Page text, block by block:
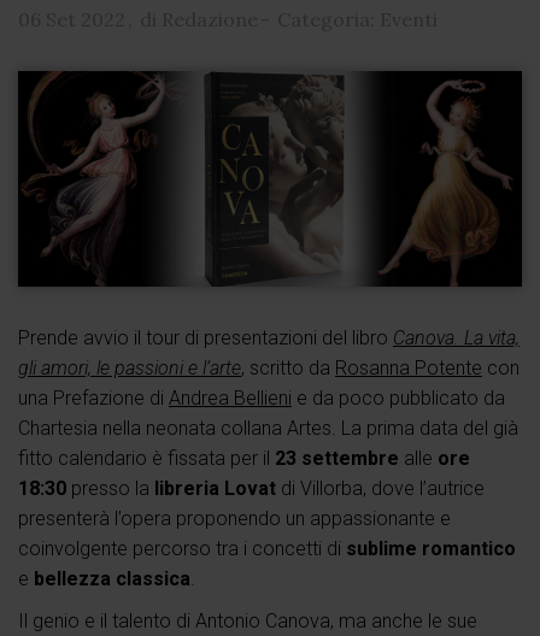
Prende avvio il tour di presentazioni del libro Canova. La vita,
gli amori, le passioni e l’arte, scritto da Rosanna Potente con
una Prefazione di Andrea Bellieni e da poco pubblicato da
Chartesia nella neonata collana Artes. La prima data del già
fitto calendario è fissata per il 23 settembre alle ore
18:30 presso la libreria Lovat di Villorba, dove l’autrice
presenterà l’opera proponendo un appassionante e
coinvolgente percorso tra i concetti di sublime romantico
e bellezza classica.
Il genio e il talento di Antonio Canova, ma anche le sue